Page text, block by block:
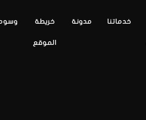
خدماتنا مدونة خريطة
الموقع